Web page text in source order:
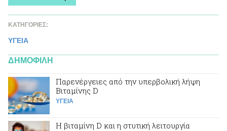
ΚΑΤΗΓΟΡΙΕΣ:
ΥΓΕΙΑ
ΔΗΜΟΦΙΛΗ
Παρενέργειες από την υπερβολική λήψη
Βιταμίνης D
ΥΓΕΙΑ
Η βιταμίνη D και η στυτική λειτουργία